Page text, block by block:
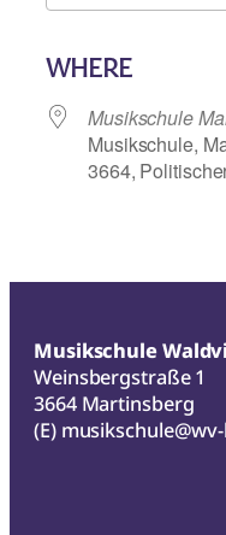
WHERE
Musikschule
Musikschule,
3664,
Musikschule
Weinsbergstraße 1
3664 Martinsberg
(E)